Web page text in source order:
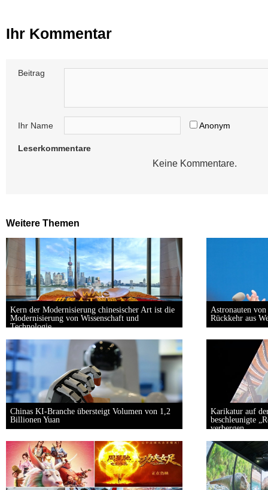
Ihr Kommentar
Beitrag
Ihr Name Anonym
Leserkommentare
Keine Kommentare.